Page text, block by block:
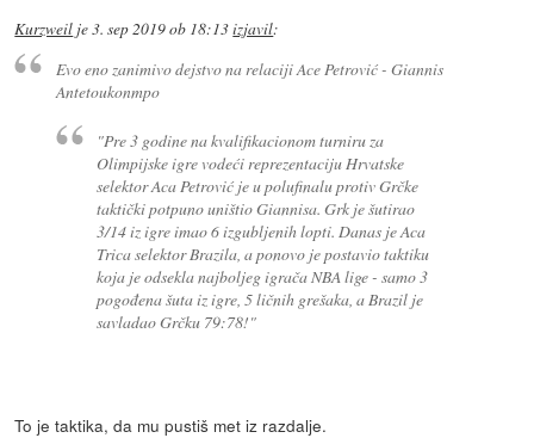
Kurzweil je3. sep 2019 ob 18:13izjavil:
Evo eno zanimivo dejstvo na relaciji Ace Petrović - Giannis
Antetoukonmpo
"Pre 3 godine na kvalifikacionom turniru za
Olimpijske igre vodeći reprezentaciju Hrvatske
selektor Aca Petrović je u polufinalu protiv Grčke
taktički potpuno uništio Giannisa. Grk je šutirao
3/14 iz igre imao 6 izgubljenih lopti. Danas je Aca
Trica selektor Brazila, a ponovo je postavio taktiku
koja je odsekla najboljeg igrača NBA lige - samo 3
pogođena šuta iz igre, 5 ličnih grešaka, a Brazil je
savladao Grčku 79:78!"
To je taktika, da mu pustiš met iz razdalje.